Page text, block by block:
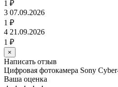
1 ₽
3 07.09.2026
1 ₽
4 21.09.2026
1 ₽
×
Написать отзыв
Цифровая фотокамера Sony
Ваша оценка